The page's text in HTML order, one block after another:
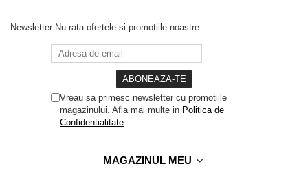
Newsletter Nu rata ofertele si promotiile noastre
Vreau sa primesc newsletter cu promotiile
magazinului. Afla mai multe in Politica de
Confidentialitate
MAGAZINUL MEU